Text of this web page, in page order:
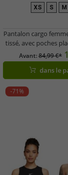
XS S M
Pantalon cargo
tissé, avec poches
gris clair ou
Avant:84,99 €*
dans le
-71%